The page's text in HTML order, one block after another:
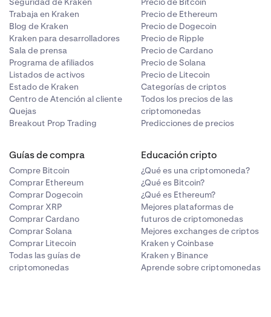
por favor,
no
Trabaja en Kraken
Blog de Kraken
Kraken para desarrolladores
Sala de prensa
Programa de afiliados
Listados de activos
Estado de Kraken
Centro de Atención al cliente
Quejas
Breakout Prop Trading
Precio de Ethereum
Precio de Dogecoin
Precio de Ripple
Precio de Cardano
Precio de Solana
Precio de Litecoin
Categorías de criptos
Todos los precios de las
criptomonedas
Predicciones de precios
Guías de compra
Compre Bitcoin
Comprar Ethereum
Comprar Dogecoin
Comprar XRP
Comprar Cardano
Comprar Solana
Comprar Litecoin
Todas las guías de
criptomonedas
Educación cripto
¿Qué es una criptomoneda?
¿Qué es Bitcoin?
¿Qué es Ethereum?
Mejores plataformas de
futuros de criptomonedas
Mejores exchanges de criptos
Kraken y Coinbase
Kraken y Binance
Aprende sobre criptomonedas